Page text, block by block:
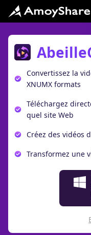
Convertissez la
XNUMX formats
Téléchargez
quel site Web
Créez des vidéos
Transformez une